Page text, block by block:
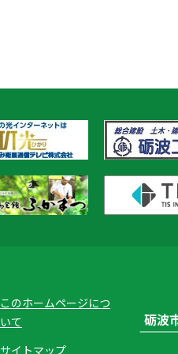
このホームページにつ
いて
サイトマップ